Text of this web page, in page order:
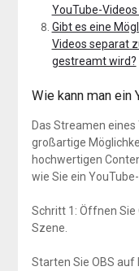
YouTube-
Gibt es eine
Videos separat
gestreamt wird?
Wie kann man ein
Das Streamen
großartige
hochwertigen
wie Sie ein
Schritt 1: Öffnen Sie
Szene.
Starten Sie OBS